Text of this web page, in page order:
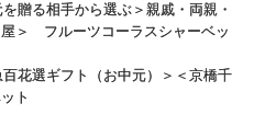
を贈る相手から選ぶ ＞ 親戚・両親・
屋＞ フルーツコーラスシャーベッ
花選ギフト（お中元）
＞＜京橋千
ト